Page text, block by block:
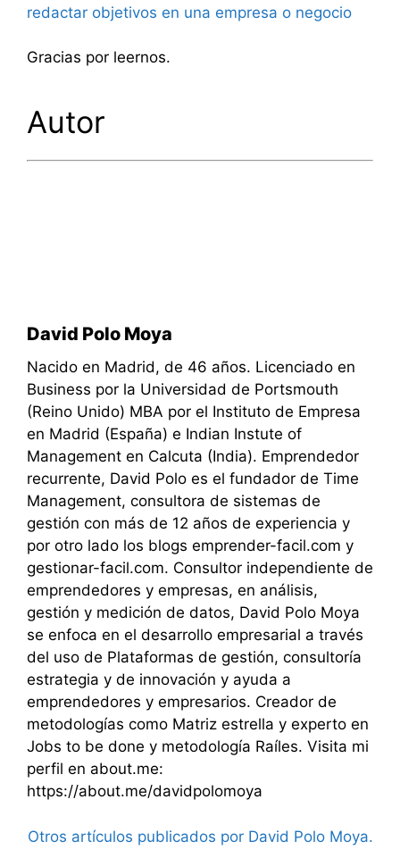
redactar objetivos en una empresa o negocio
Gracias por leernos.
Autor
David Polo Moya
Nacido en Madrid, de 46 años. Licenciado en
Business por la Universidad de Portsmouth
(Reino Unido) MBA por el Instituto de Empresa
en Madrid (España) e Indian Instute of
Management en Calcuta (India). Emprendedor
recurrente, David Polo es el fundador de Time
Management, consultora de sistemas de
gestión con más de 12 años de experiencia y
por otro lado los blogs emprender-facil.com y
gestionar-facil.com. Consultor independiente de
emprendedores y empresas, en análisis,
gestión y medición de datos, David Polo Moya
se enfoca en el desarrollo empresarial a través
del uso de Plataformas de gestión, consultoría
estrategia y de innovación y ayuda a
emprendedores y empresarios. Creador de
metodologías como Matriz estrella y experto en
Jobs to be done y metodología Raíles. Visita mi
perfil en about.me:
https://about.me/davidpolomoya
Otros artículos publicados por David Polo Moya.